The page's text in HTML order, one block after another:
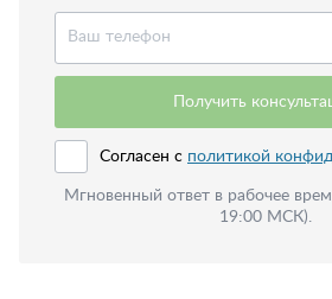
Получить
Согласен с политикой
Мгновенный ответ в рабочее
19:00 МСК).